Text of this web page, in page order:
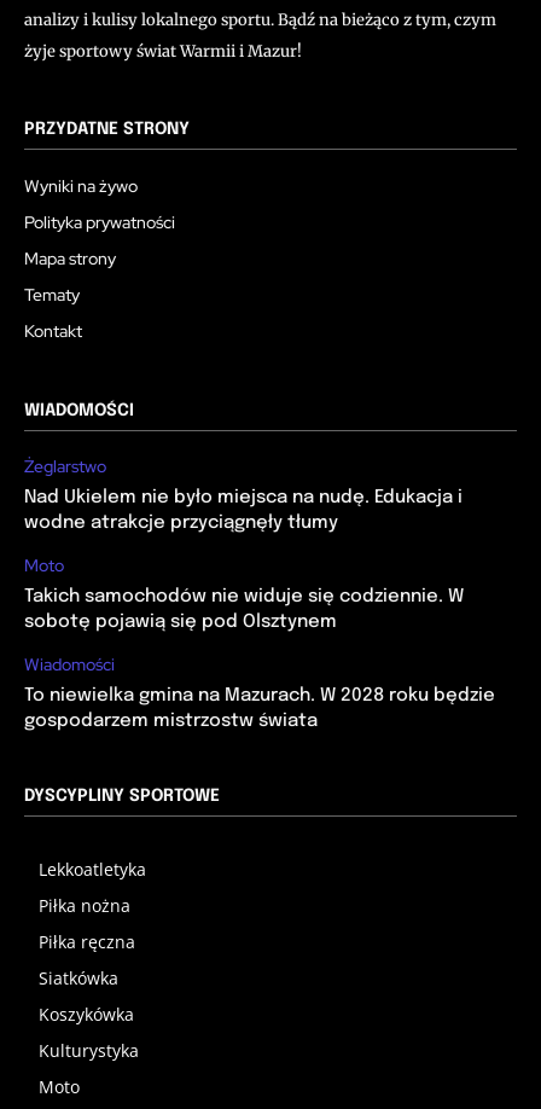
analizy i kulisy lokalnego sportu. Bądź na bieżąco z tym, czym
żyje sportowy świat Warmii i Mazur!
PRZYDATNE STRONY
Wyniki na żywo
Polityka prywatności
Mapa strony
Tematy
Kontakt
WIADOMOŚCI
Żeglarstwo
Nad Ukielem nie było miejsca na nudę. Edukacja i
wodne atrakcje przyciągnęły tłumy
Moto
Takich samochodów nie widuje się codziennie. W
sobotę pojawią się pod Olsztynem
Wiadomości
To niewielka gmina na Mazurach. W 2028 roku będzie
gospodarzem mistrzostw świata
DYSCYPLINY SPORTOWE
Lekkoatletyka
Piłka nożna
Piłka ręczna
Siatkówka
Koszykówka
Kulturystyka
Moto